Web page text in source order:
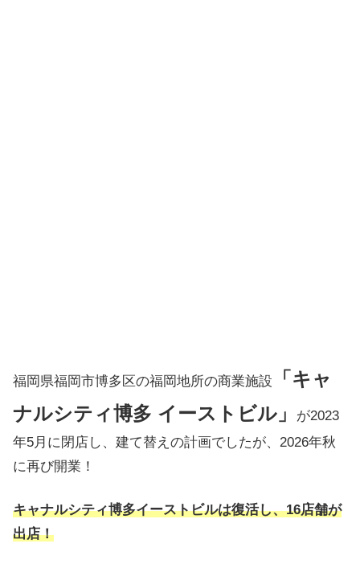
福岡県福岡市博多区の福岡地所の商業施設
「キャ
ナルシティ博多 イーストビル」
が2023
年5月に閉店し、建て替えの計画でしたが、2026年秋
に再び開業！
キャナルシティ博多イーストビルは復活し、16店舗が
出店！